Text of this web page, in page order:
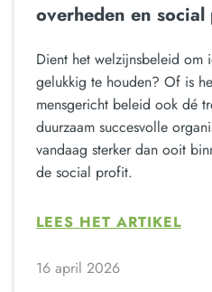
overheden en
Dient het welzijnsbeleid om
gelukkig te houden? Of is
mensgericht beleid ook dé
duurzaam succesvolle
vandaag sterker dan ooit
de social profit.
LEES HET ARTIKEL
16 april 2026